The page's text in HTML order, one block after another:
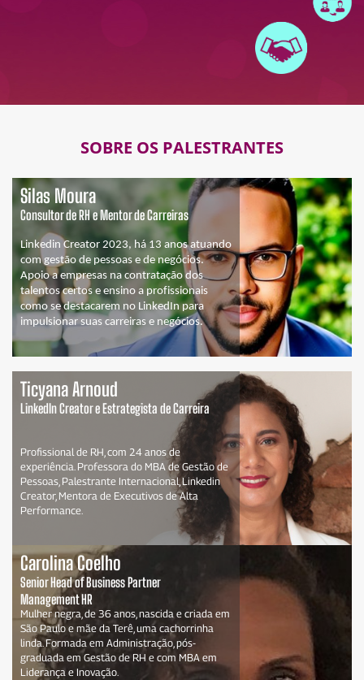
SOBRE OS PALESTRANTES
Silas Moura
Consultor de RH e Mentor de Carreiras
Linkedin Creator 2023, há 13 anos atuando
com gestão de pessoas e de negócios.
Apoio a empresas na contratação dos
talentos certos e ensino a profissionais
como se destacarem no LinkedIn para
impulsionar suas carreiras e negócios.
Ticyana Arnoud
LinkedIn Creator e Estrategista de Carreira
Profissional de RH, com 24 anos de
experiência. Professora do MBA de Gestão de
Pessoas, Palestrante Internacional, Linkedin
Creator, Mentora de Executivos de Alta
Performance.
Carolina Coelho
Senior Head of Business Partner
Management HR
Mulher negra, de 36 anos, nascida e criada em
São Paulo e mãe da Terê, uma cachorrinha
linda. Formada em Administração, pós-
graduada em Gestão de RH e com MBA em
Liderança e Inovação.